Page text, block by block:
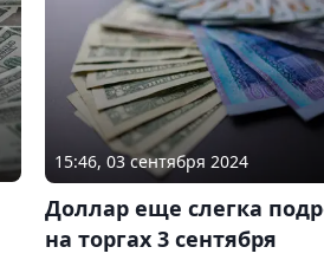
15:46, 03 сентября 2024
Доллар еще слегка
на торгах 3 сентября